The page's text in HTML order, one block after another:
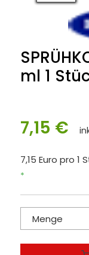
ml 1
7,15 €
7,15 Euro pro 1
*
Menge